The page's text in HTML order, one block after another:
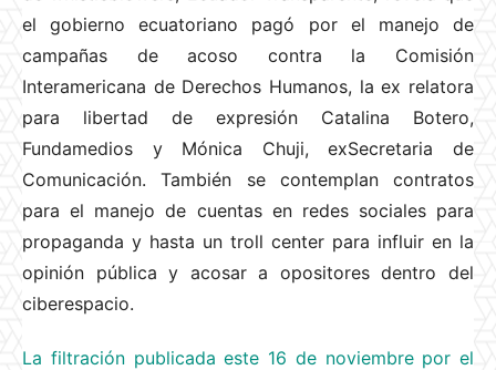
el gobierno ecuatoriano pagó por el manejo de
campañas de acoso contra la Comisión
Interamericana de Derechos Humanos, la ex relatora
para libertad de expresión Catalina Botero,
Fundamedios y Mónica Chuji, exSecretaria de
Comunicación. También se contemplan contratos
para el manejo de cuentas en redes sociales para
propaganda y hasta un troll center para influir en la
opinión pública y acosar a opositores dentro del
ciberespacio.
La filtración publicada este 16 de noviembre por el